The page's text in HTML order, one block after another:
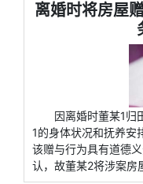
离婚时将房屋
因离婚时董某1归
1的身体状况和抚养安
该赠与行为具有道德
认，故董某2将涉案房